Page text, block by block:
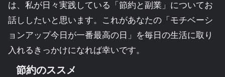
は、私が日々実践している「節約と副業」についてお
話ししたいと思います。これがあなたの「モチベーシ
ョンアップ今日が一番最高の日」を毎日の生活に取り
入れるきっかけになれば幸いです。
節約のススメ